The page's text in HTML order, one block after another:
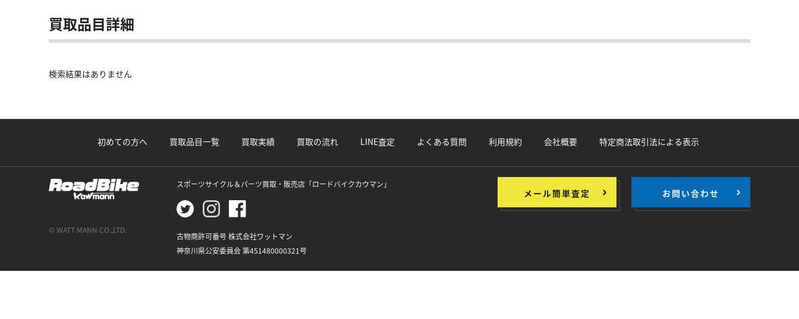
買取品目詳細
検索結果はありません
初めての方へ 買取品目一覧 買取実績 買取の流れ LINE査定 よくある質問 利用規約 会社概要 特定商法取引法による表示
スポーツサイクル＆パーツ買取・販売店 「ロードバイクカウマン」
古物商許可番号 株式会社ワットマン
神奈川県公安委員会 第451480000321号
メール簡単査定 > お問い合わせ >
© WATT MANN CO.,LTD.